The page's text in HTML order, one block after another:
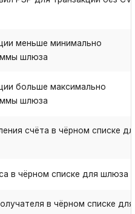
меньше минимально
шлюза
больше максимально
шлюза
счёта в чёрном списке
в чёрном списке для шлюза
в чёрном списке для